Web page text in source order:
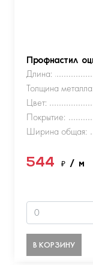
Профнастил
Длина:
Толщина металла:
Цвет:
Покрытие:
Ширина общая:
544 ₽ / м
В КОРЗИНУ